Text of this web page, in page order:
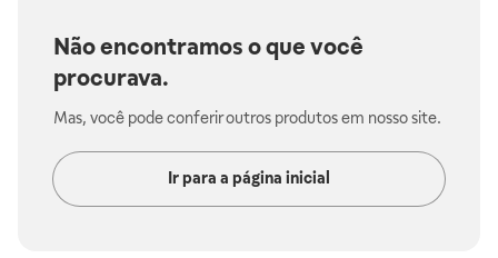
Não encontramos o que você
procurava.
Mas, você pode conferir outros produtos em nosso site.
Ir para a página inicial